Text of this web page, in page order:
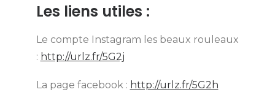
Les liens utiles :
Le compte Instagram les beaux rouleaux
: http://urlz.fr/5G2j
La page facebook : http://urlz.fr/5G2h